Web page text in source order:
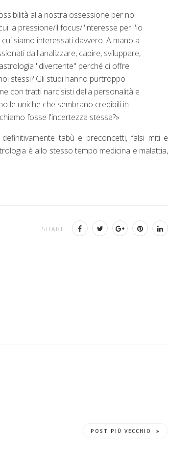
alla nostra ossessione per noi
la pressione/il focus/l'interesse per l'io
siamo interessati davvero. A mano a
dall'analizzare, capire, sviluppare,
"divertente" perché ci offre
stessi? Gli studi hanno purtroppo
con tratti narcisisti della personalità e
le uniche che sembrano credibili in
fosse l'incertezza stessa?»
tabù e preconcetti, falsi miti e
è allo stesso tempo medicina e malattia,
SHARE:
POST PIÙ VECCHIO